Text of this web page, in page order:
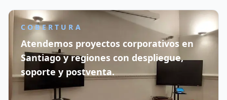
COBERTURA
Atendemos proyectos corporativos en
Santiago y regiones con despliegue,
soporte y postventa.